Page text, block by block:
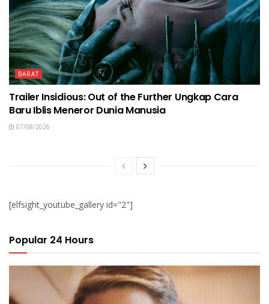
BARAT
Trailer Insidious: Out of the Further Ungkap Cara
Baru Iblis Meneror Dunia Manusia
07/08/2026
[elfsight_youtube_gallery id="2"]
Popular 24 Hours